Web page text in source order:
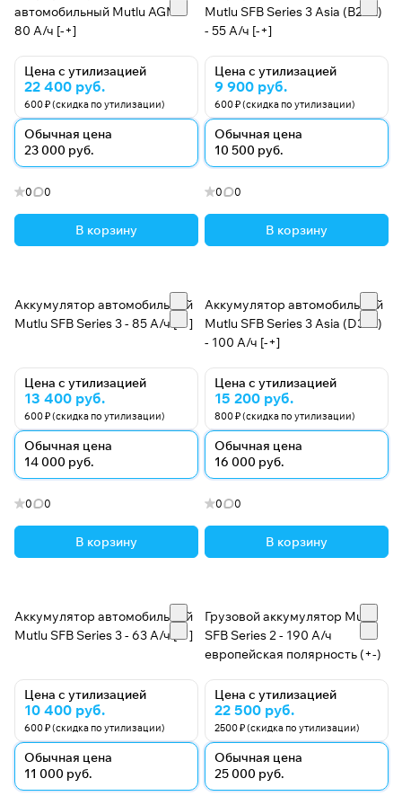
Большая доля российского экспорта
способствовала тому, что весь модельный ряд
стартерных аккумуляторов представлен с
российской «полюсовкой». Исключение, пожалуй,
составляют АКБ для грузовых автомобилей 180 –
220А/ч, имеющие накидные клеммы, в то время как
российские грузовики используют болтовое
соединение.
автомобильный Mutlu AGM -
80 А/ч [-+]
Цена с утилизацией
22 400 руб.
600 ₽ (скидка по утилизации)
Обычная цена
23 000 руб.
0 0
В корзину
Mutlu SFB Series 3 Asia (B24L)
- 55 А/ч [-+]
Цена с утилизацией
9 900 руб.
600 ₽ (скидка по утилизации)
Обычная цена
10 500 руб.
0 0
В корзину
Аккумулятор автомобильный
Mutlu SFB Series 3 - 85 А/ч [-+]
Цена с утилизацией
13 400 руб.
600 ₽ (скидка по утилизации)
Обычная цена
14 000 руб.
0 0
В корзину
Аккумулятор автомобильный
Mutlu SFB Series 3 Asia (D31L)
- 100 А/ч [-+]
Цена с утилизацией
15 200 руб.
800 ₽ (скидка по утилизации)
Обычная цена
16 000 руб.
0 0
В корзину
Аккумулятор автомобильный
Mutlu SFB Series 3 - 63 А/ч [-+]
Цена с утилизацией
10 400 руб.
600 ₽ (скидка по утилизации)
Обычная цена
11 000 руб.
Грузовой аккумулятор Mutlu
SFB Series 2 - 190 А/ч
европейская полярность (+-)
Цена с утилизацией
22 500 руб.
2500 ₽ (скидка по утилизации)
Обычная цена
25 000 руб.